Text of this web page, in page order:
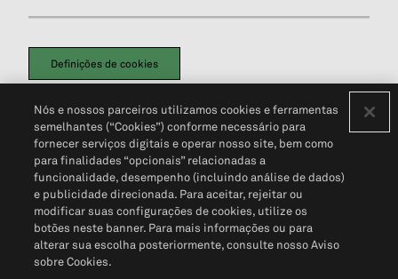
Definições de cookies
Política de PrivacidadePortal de privacidade do cliente (em inglês)
Não Venda Minhas Informações Pessoais© 2026 S&P Global
Nós e nossos parceiros utilizamos cookies e ferramentas
semelhantes (“Cookies”) conforme necessário para
fornecer serviços digitais e operar nosso site, bem como
para finalidades “opcionais” relacionadas a
funcionalidade, desempenho (incluindo análise de dados)
e publicidade direcionada. Para aceitar, rejeitar ou
modificar suas configurações de cookies, utilize os
botões neste banner. Para mais informações ou para
alterar sua escolha posteriormente, consulte nosso Aviso
sobre Cookies.